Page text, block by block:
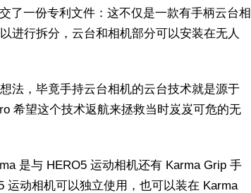
了一份专利文件：这不仅是一款有手柄云台相
进行拆分，云台和相机部分可以安装在无人
法，毕竟手持云台相机的云台技术就是源于
希望这个技术返航来拯救当时岌岌可危的无
是与 HERO5 运动相机还有 Karma Grip 手
运动相机可以独立使用，也可以装在 Karma